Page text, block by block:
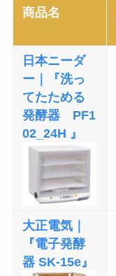
商品名
日本ニーダ
ー｜『洗っ
てたためる
発酵器 PF1
02_24H 』
大正電気｜
『電子発酵
器 SK-15e』